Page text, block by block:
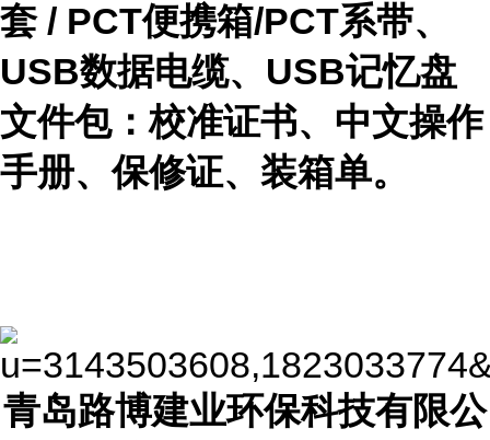
套 / PCT便携箱/PCT系带、
USB数据电缆、USB记忆盘
文件包：校准证书、中文操作
手册、保修证、装箱单。
青岛路博建业环保科技有限公